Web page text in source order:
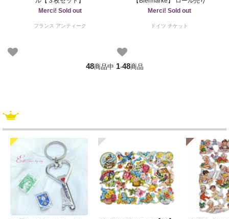
Merci! Sold out
フランス アンティーク
Merci! Sold out
ドイツ チケット
48商品中 1-48商品